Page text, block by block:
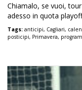
Chiamalo, se vuoi,
adesso in quota
Tags: anticipi, Cagliari,
posticipi, Primavera,